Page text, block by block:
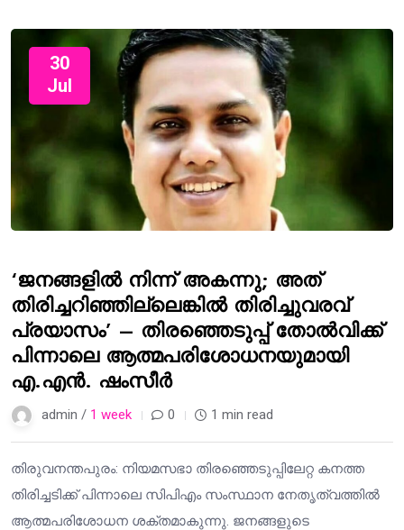
30
Jul
‘ജനങ്ങളിൽ നിന്ന് അകന്നു; അത്
തിരിച്ചറിഞ്ഞില്ലെങ്കിൽ തിരിച്ചുവരവ്
പ്രയാസം’ – തിരഞ്ഞെടുപ്പ് തോൽവിക്ക്
പിന്നാലെ ആത്മപരിശോധനയുമായി
എ.എൻ. ഷംസീർ
admin / 1 week 0 1 min read
തിരുവനന്തപുരം: നിയമസഭാ തിരഞ്ഞെടുപ്പിലേറ്റ കനത്ത
തിരിച്ചടിക്ക് പിന്നാലെ സിപിഎം സംസ്ഥാന നേതൃത്വത്തിൽ
ആത്മപരിശോധന ശക്തമാകുന്നു. ജനങ്ങളുടെ